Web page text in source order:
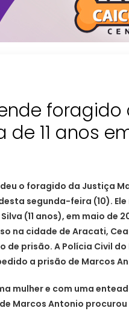
foragido
11 anos
o foragido da Justiça
segunda-feira (10).
(11 anos), em maio de
na cidade de Aracati,
prisão. A Polícia Civil do
a prisão de Marcos
mulher e com uma
Marcos Antonio procurou